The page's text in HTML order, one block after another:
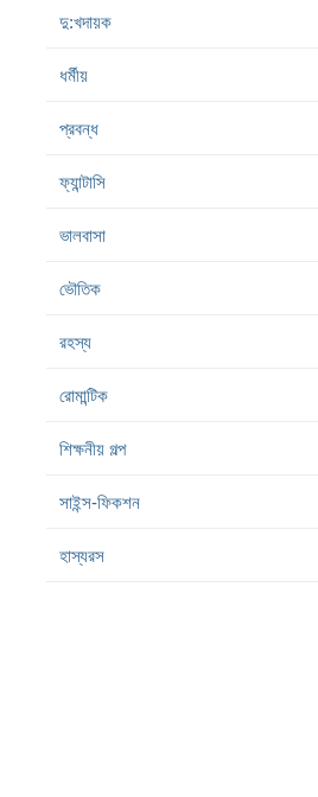
দু:খদায়ক
ধর্মীয়
প্রবন্ধ
ফ্যান্টাসি
ভালবাসা
ভৌতিক
রহস্য
রোমান্টিক
শিক্ষনীয় গল্প
সাইন্স-ফিকশন
হাস্যরস